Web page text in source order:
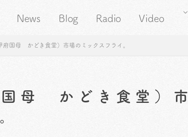
News Blog Radio Video
府国母 かどき食堂）市場のミックスフライ。
母 かどき食堂）市